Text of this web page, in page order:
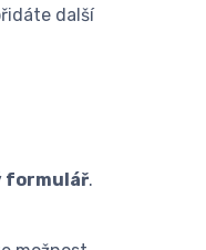
další
formulář.